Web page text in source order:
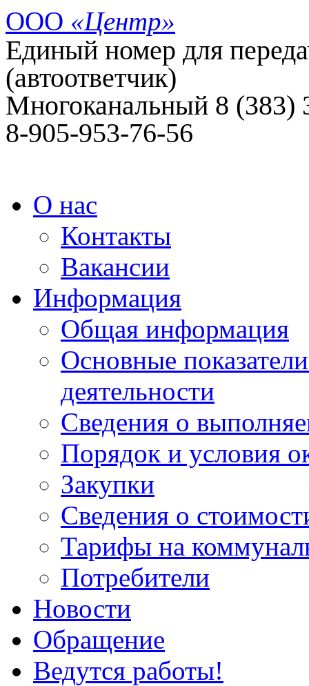
ООО «Центр»
Единый номер для
(автоответчик)
Многоканальный 8
8-905-953-76-56
О нас
Контакты
Вакансии
Информация
Общая информация
Основные
деятельности
Сведения о
Порядок и условия
Закупки
Сведения о
Тарифы на
Потребители
Новости
Обращение
Ведутся работы!